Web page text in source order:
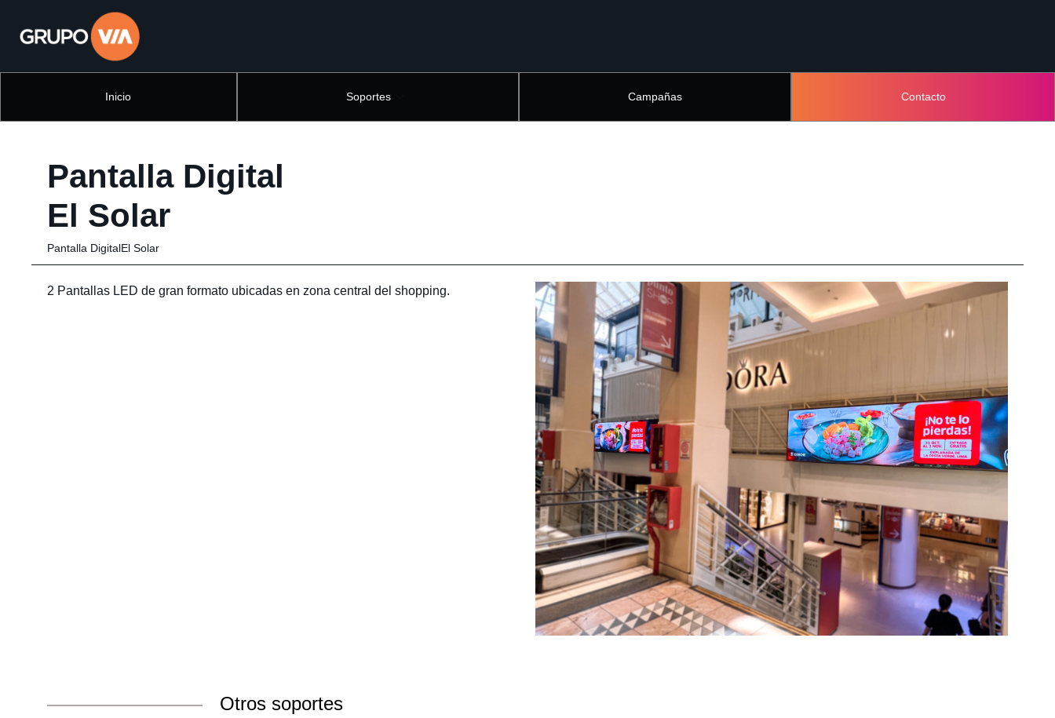
Inicio Soportes Campañas Contacto
Pantalla Digital
El Solar
Pantalla DigitalEl Solar
2 Pantallas LED de gran formato ubicadas en zona central del shopping.
Otros soportes